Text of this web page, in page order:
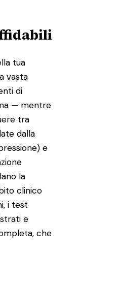
tua
vasta
di
— mentre
tra
dalla
e
la
clinico
i test
e
che